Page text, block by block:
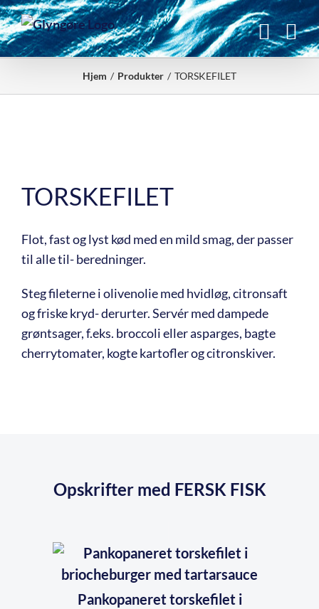
Skip
to
content
Hjem Produkter TORSKEFILET
TORSKEFILET
Flot, fast og lyst kød med en mild smag, der passer
til alle til- beredninger.
Steg fileterne i olivenolie med hvidløg, citronsaft
og friske kryd- derurter. Servér med dampede
grøntsager, f.eks. broccoli eller asparges, bagte
cherrytomater, kogte kartofler og citronskiver.
Opskrifter med FERSK FISK
Pankopaneret torskefilet i